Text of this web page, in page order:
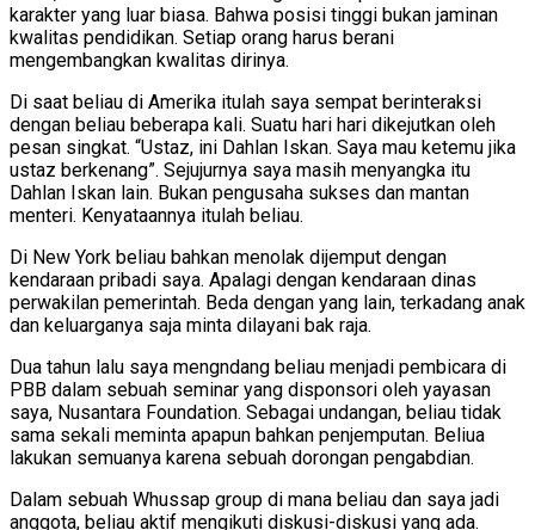
karakter yang luar biasa. Bahwa posisi tinggi bukan jaminan
kwalitas pendidikan. Setiap orang harus berani
mengembangkan kwalitas dirinya.
Di saat beliau di Amerika itulah saya sempat berinteraksi
dengan beliau beberapa kali. Suatu hari hari dikejutkan oleh
pesan singkat. “Ustaz, ini Dahlan Iskan. Saya mau ketemu jika
ustaz berkenang”. Sejujurnya saya masih menyangka itu
Dahlan Iskan lain. Bukan pengusaha sukses dan mantan
menteri. Kenyataannya itulah beliau.
Di New York beliau bahkan menolak dijemput dengan
kendaraan pribadi saya. Apalagi dengan kendaraan dinas
perwakilan pemerintah. Beda dengan yang lain, terkadang anak
dan keluarganya saja minta dilayani bak raja.
Dua tahun lalu saya mengndang beliau menjadi pembicara di
PBB dalam sebuah seminar yang disponsori oleh yayasan
saya, Nusantara Foundation. Sebagai undangan, beliau tidak
sama sekali meminta apapun bahkan penjemputan. Beliua
lakukan semuanya karena sebuah dorongan pengabdian.
Dalam sebuah Whussap group di mana beliau dan saya jadi
anggota, beliau aktif mengikuti diskusi-diskusi yang ada.